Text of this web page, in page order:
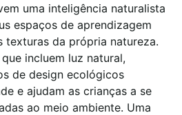
uma inteligência naturalista
espaços de aprendizagem
texturas da própria natureza.
incluem luz natural,
de design ecológicos
e ajudam as crianças a se
ao meio ambiente. Uma